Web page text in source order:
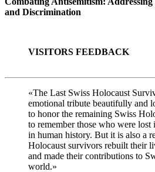
and Discrimination
VISITORS FEEDBACK
«The Last Swiss Holocaust
emotional tribute beautifully and
to honor the remaining Swiss
to remember those who were lost
in human history. But it is also a
Holocaust survivors rebuilt their
and made their contributions to
world.»